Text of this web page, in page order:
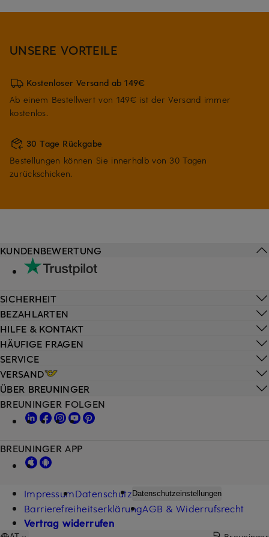
UNSERE VORTEILE
Kostenloser Versand ab 149€
Ab einem Bestellwert von 149€ ist der Versand immer
kostenlos.
30 Tage Rückgabe
Bestellungen können Sie innerhalb von 30 Tagen
zurückschicken.
HILFE & KONTAKT
HÄUFIGE FRAGEN
SERVICE
VERSAND
KUNDENBEWERTUNG
SICHERHEIT
BEZAHLARTEN
ÜBER BREUNINGER
BREUNINGER FOLGEN
BREUNINGER APP
ImpressumDatenschutz Datenschutzeinstellungen
BarrierefreiheitserklärungAGB & Widerrufsrecht
Vertrag widerrufen